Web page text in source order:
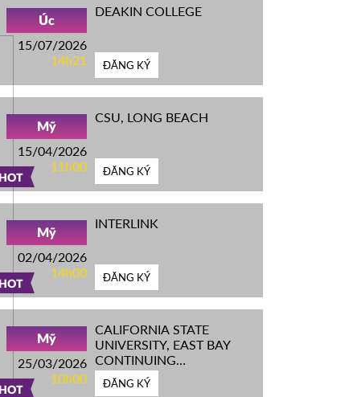
Úc
15/07/2026
14h21
DEAKIN COLLEGE
ĐĂNG KÝ
HOT
Mỹ
15/04/2026
11h00
CSU, LONG BEACH
ĐĂNG KÝ
HOT
Mỹ
02/04/2026
14h00
INTERLINK
ĐĂNG KÝ
HOT
Mỹ
25/03/2026
10h00
CALIFORNIA STATE
UNIVERSITY, EAST BAY
CONTINUING
EDUCATION
ĐĂNG KÝ